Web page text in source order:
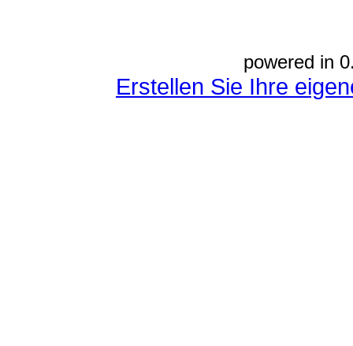
powered in
Erstellen Sie Ihre